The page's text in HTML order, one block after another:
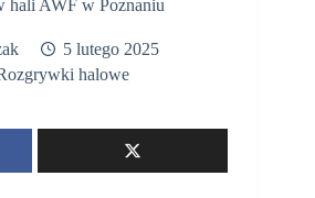
hali AWF w Poznaniu
5 lutego 2025
halowe